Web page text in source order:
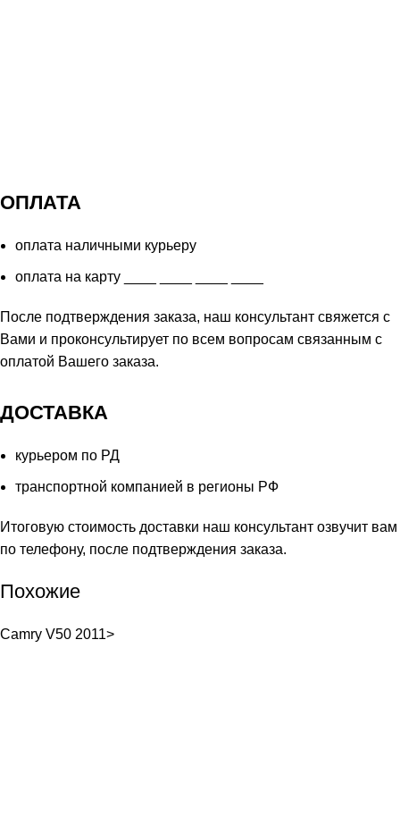
ОПЛАТА
оплата наличными курьеру
оплата на карту ____ ____ ____ ____
После подтверждения заказа, наш консультант свяжется с
Вами и проконсультирует по всем вопросам связанным с
оплатой Вашего заказа.
ДОСТАВКА
курьером по РД
транспортной компанией в регионы РФ
Итоговую стоимость доставки наш консультант озвучит вам
по телефону, после подтверждения заказа.
Похожие
Camry V50 2011>